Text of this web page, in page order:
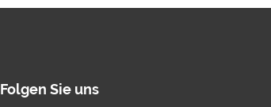
Folgen Sie uns